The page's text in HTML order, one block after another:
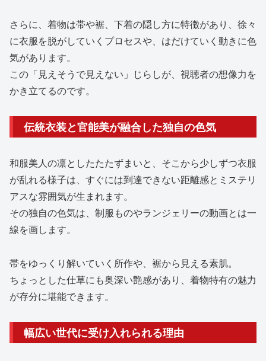
さらに、着物は帯や裾、下着の隠し方に特徴があり、徐々
に衣服を脱がしていくプロセスや、はだけていく動きに色
気があります。
この「見えそうで見えない」じらしが、視聴者の想像力を
かき立てるのです。
伝統衣装と官能美が融合した独自の色気
和服美人の凛としたたたずまいと、そこから少しずつ衣服
が乱れる様子は、すぐには到達できない距離感とミステリ
アスな雰囲気が生まれます。
その独自の色気は、制服ものやランジェリーの動画とは一
線を画します。
帯をゆっくり解いていく所作や、裾から見える素肌。
ちょっとした仕草にも奥深い艶感があり、着物特有の魅力
が存分に堪能できます。
幅広い世代に受け入れられる理由